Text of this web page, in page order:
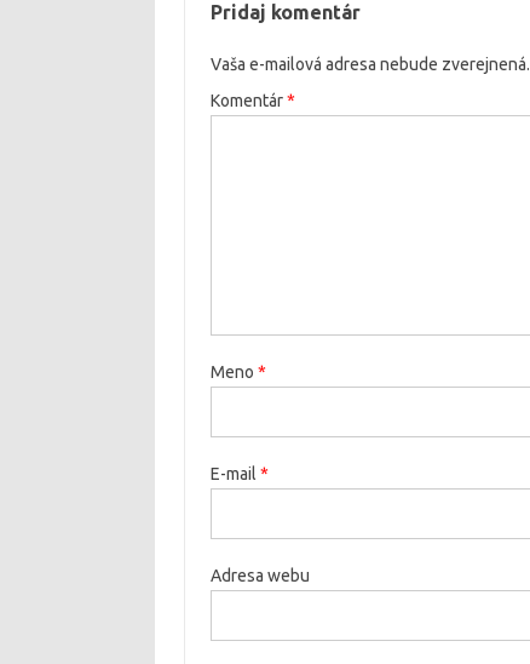
Pridaj komentár
Vaša e-mailová adresa nebude zverejnená.
Komentár*
Meno *
E-mail *
Adresa webu